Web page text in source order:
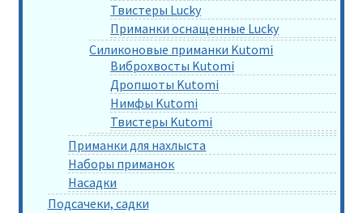
Твистеры Lucky
Приманки оснащенные Lucky
Силиконовые приманки Kutomi
Виброхвосты Kutomi
Дропшоты Kutomi
Нимфы Kutomi
Твистеры Kutomi
Приманки для нахлыста
Наборы приманок
Насадки
Подсачеки, садки